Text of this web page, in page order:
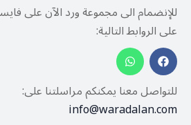
للإنضمام الى مجموعة ورد الآن على
على الروابط التالية:
للتواصل معنا يمكنكم مراسلتنا على:
info@waradalan.com